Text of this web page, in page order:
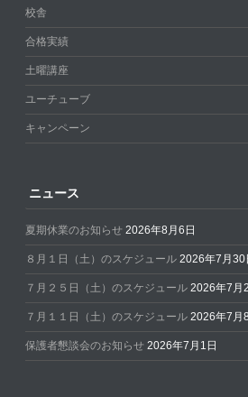
校舎
合格実績
土曜講座
ユーチューブ
キャンペーン
ニュース
夏期休業のお知らせ 2026年8月6日
８月１日（土）のスケジュール 2026年7月30
７月２５日（土）のスケジュール 2026年7月
７月１１日（土）のスケジュール 2026年7月
保護者懇談会のお知らせ 2026年7月1日